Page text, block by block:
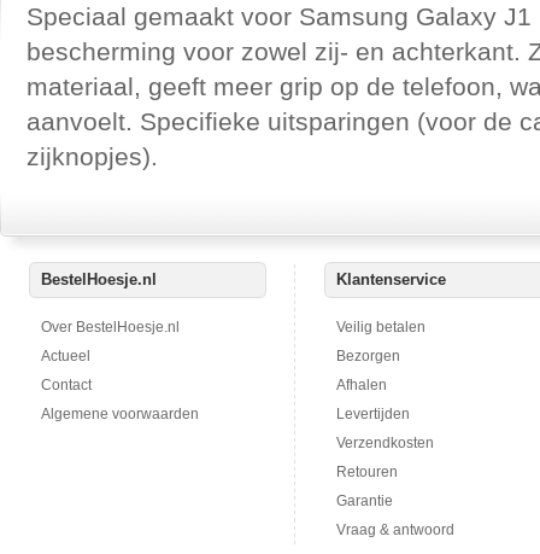
Speciaal gemaakt voor Samsung Galaxy
bescherming voor zowel zij- en achterkant.
materiaal, geeft meer grip op de telefoon,
aanvoelt. Specifieke uitsparingen (voor de
zijknopjes).
BestelHoesje.nl
Over BestelHoesje.nl
Actueel
Contact
Algemene voorwaarden
Klantenservice
Veilig betalen
Bezorgen
Afhalen
Levertijden
Verzendkosten
Retouren
Garantie
Vraag & antwoord